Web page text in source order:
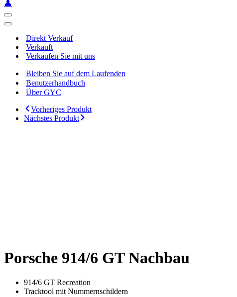
👤
Navigationsmenü
Navigationsmenü
Direkt Verkauf
Verkauft
Verkaufen Sie mit uns
Bleiben Sie auf dem Laufenden
Benutzerhandbuch
Über GYC
Vorheriges Produkt
Nächstes Produkt
Porsche 914/6 GT Nachbau
914/6 GT Recreation
Tracktool mit Nummernschildern